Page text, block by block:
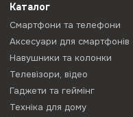
Каталог
Смартфони та телефони
Аксесуари для смартфонів
Навушники та колонки
Телевізори, відео
Гаджети та геймінг
Техніка для дому